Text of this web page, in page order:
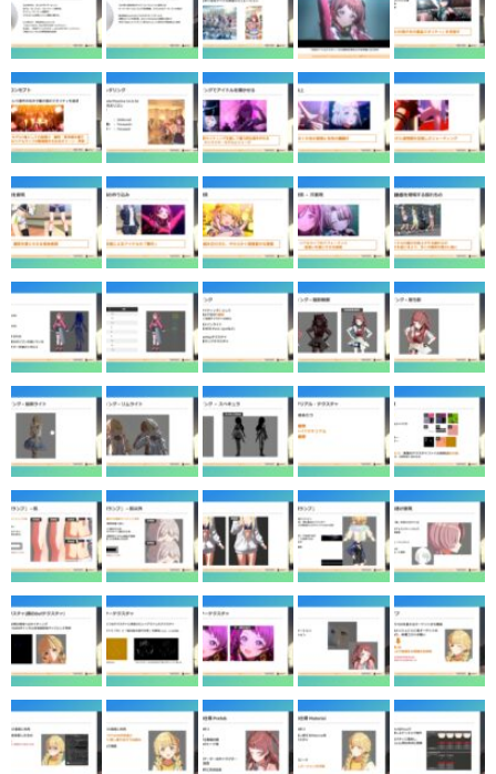
女性向け
アプリレビュー
その他
電ファミニコゲーマーとは？
運営：株式会社マレ